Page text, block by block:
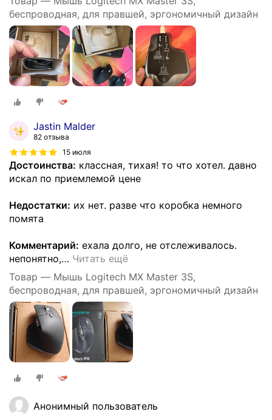
беспроводная, для правшей, эргономичный дизайн
Jastin Malder
82 отзыва
15 июля
Достоинства: классная, тихая! то что хотел. давно
искал по приемлемой цене
Недостатки: их нет. разве что коробка немного
помята
Комментарий: ехала долго, не отслеживалось.
непонятно,… Читать ещё
Товар — Мышь Logitech MX Master 3S,
беспроводная, для правшей, эргономичный дизайн
Анонимный пользователь